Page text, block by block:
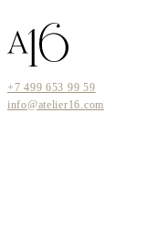
+7 499 653 99 59
info@atelier16.com